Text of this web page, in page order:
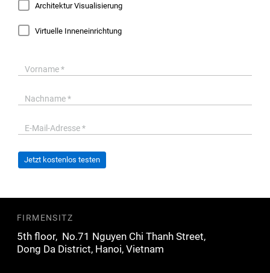
Architektur Visualisierung
Virtuelle Inneneinrichtung
Jetzt kostenlos testen
FIRMENSITZ
5th floor, No.71 Nguyen Chi Thanh Street,
Dong Da District, Hanoi, Vietnam